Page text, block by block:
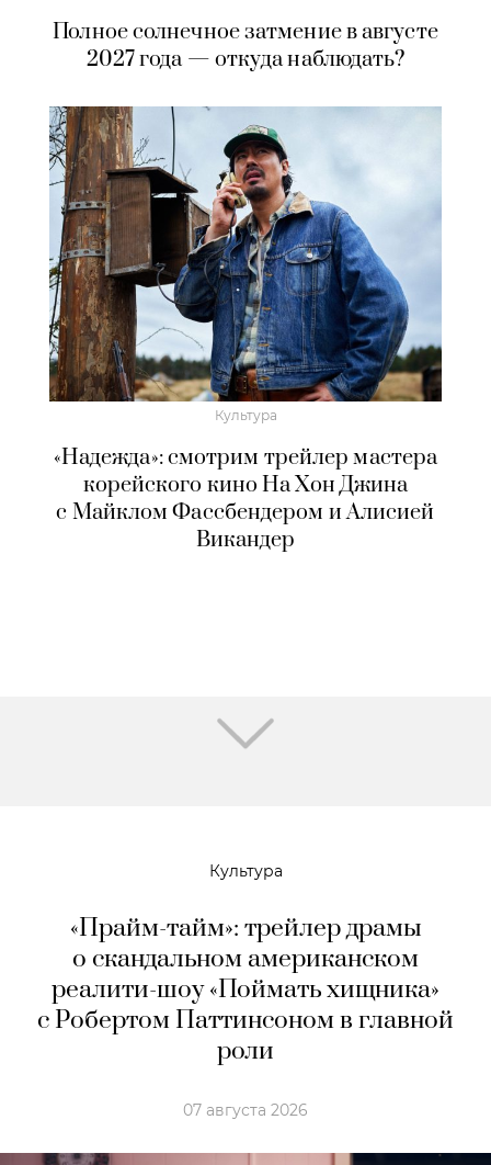
Полное солнечное затмение в августе
2027 года — откуда наблюдать?
Культура
«Надежда»: смотрим трейлер мастера
корейского кино На Хон Джина
с Майклом Фассбендером и Алисией
Викандер
Культура
«Прайм-тайм»: трейлер драмы
о скандальном американском
реалити-шоу «Поймать хищника»
с Робертом Паттинсоном в главной
роли
07 августа 2026